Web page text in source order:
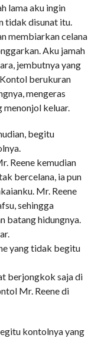
lama aku ingin
tidak disunat itu.
membiarkan celana
Aku jamah
jembutnya yang
berukuran
mengeras
menonjol keluar.
begitu
Reene kemudian
bercelana, ia pun
Mr. Reene
sehingga
batang hidungnya.
yang tidak begitu
berjongkok saja di
Mr. Reene di
kontolnya yang